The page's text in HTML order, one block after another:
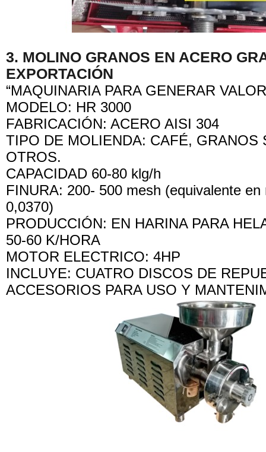
3. MOLINO GRANOS EN ACERO
EXPORTACIÓN
“MAQUINARIA PARA GENERAR
MODELO: HR 3000
FABRICACIÓN: ACERO AISI 304
TIPO DE MOLIENDA: CAFÉ, GRANOS
OTROS.
CAPACIDAD 60-80 klg/h
FINURA: 200- 500 mesh (equivalente
0,0370)
PRODUCCIÓN: EN HARINA PARA
50-60 K/HORA
MOTOR ELECTRICO: 4HP
INCLUYE: CUATRO DISCOS DE
ACCESORIOS PARA USO Y